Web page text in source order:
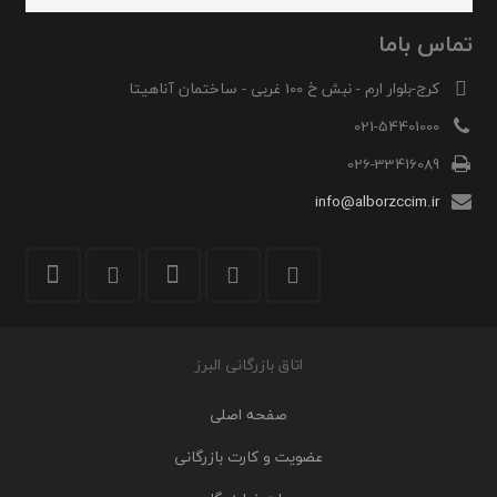
تماس باما
کرج-بلوار ارم - نبش خ 100 غربی - ساختمان آناهیتا
021-54401000
026-33416089
info@alborzccim.ir
اتاق بازرگانی البرز
صفحه اصلی
عضویت و کارت بازرگانی